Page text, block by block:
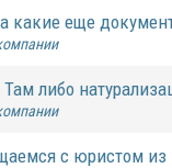
какие еще
либо
с юристом из